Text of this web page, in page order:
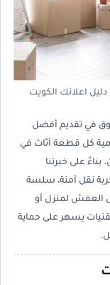
اعلانك الكويت
في تقديم أفضل
كل قطعة أثاث في
على خبرتنا
نقل آمنة، سلسة
العفش لمنزل أو
يسهر على حماية